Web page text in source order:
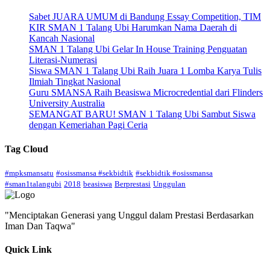
Sabet JUARA UMUM di Bandung Essay Competition, TIM
KIR SMAN 1 Talang Ubi Harumkan Nama Daerah di
Kancah Nasional
SMAN 1 Talang Ubi Gelar In House Training Penguatan
Literasi-Numerasi
Siswa SMAN 1 Talang Ubi Raih Juara 1 Lomba Karya Tulis
Ilmiah Tingkat Nasional
Guru SMANSA Raih Beasiswa Microcredential dari Flinders
University Australia
SEMANGAT BARU! SMAN 1 Talang Ubi Sambut Siswa
dengan Kemeriahan Pagi Ceria
Tag Cloud
#mpksmansatu #osissmansa #sekbidtik #sekbidtik #osissmansa
#sman1talangubi 2018 beasiswa Berprestasi Unggulan
"Menciptakan Generasi yang Unggul dalam Prestasi Berdasarkan
Iman Dan Taqwa"
Quick Link